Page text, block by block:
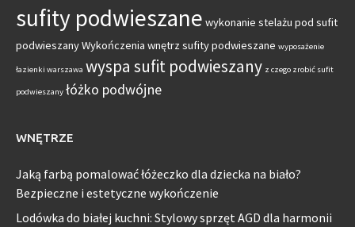
sufity podwieszane wykonanie stelażu pod sufit
podwieszanyWykończenia wnętrz sufity podwieszane wyposażenie
łazienki warszawa wyspa sufit podwieszany z czego zrobić sufit
podwieszany łóżko podwójne
WNĘTRZE
Jaką farbą pomalować łóżeczko dla dziecka na biało?
Bezpieczne i estetyczne wykończenie
Lodówka do białej kuchni: Stylowy sprzęt AGD dla harmonii